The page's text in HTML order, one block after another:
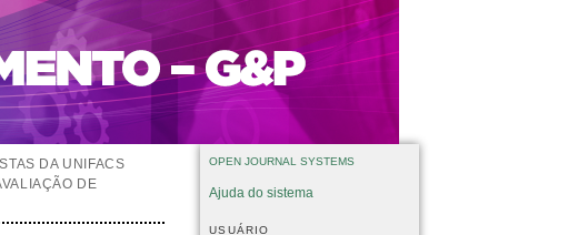
OPEN JOURNAL SYSTEMS
Ajuda do sistema
USUÁRIO
DA UNIFACS
DE